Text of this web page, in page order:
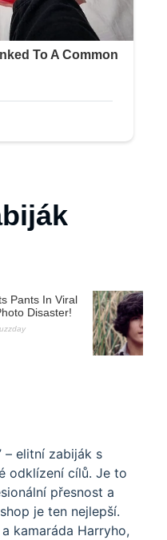
– elitní zabiják s
odklízení cílů. Je to
přesnost a
je ten nejlepší.
kamaráda Harryho,